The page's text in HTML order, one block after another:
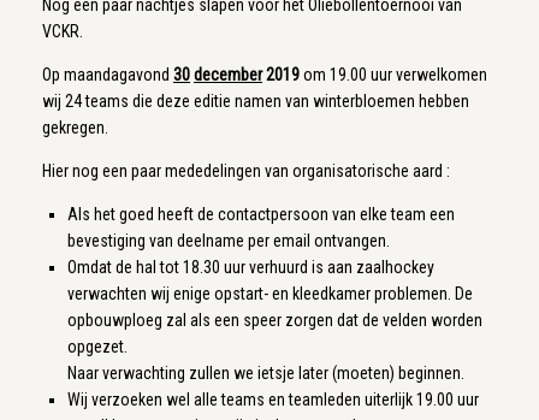
Nog een paar nachtjes slapen voor het Oliebollentoernooi van
VCKR.
Op maandagavond 30december2019om 19.00 uur verwelkomen
wij 24 teams die deze editie namen van winterbloemen hebben
gekregen.
Hier nog een paar mededelingen van organisatorische aard :
Als het goed heeft de contactpersoon van elke team een
bevestiging van deelname per email ontvangen.
Omdat de hal tot 18.30 uur verhuurd is aan zaalhockey
verwachten wij enige opstart- en kleedkamer problemen. De
opbouwploeg zal als een speer zorgen dat de velden worden
opgezet.
Naar verwachting zullen we ietsje later (moeten) beginnen.
Wij verzoeken wel alle teams en teamleden uiterlijk 19.00 uur